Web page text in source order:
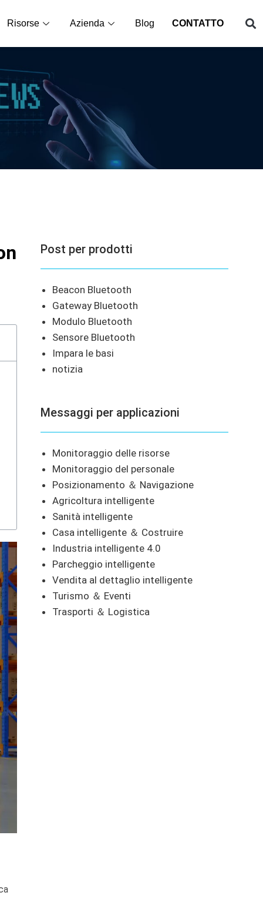
Risorse Azienda Blog CONTATTO
Post per prodotti
Beacon Bluetooth
Gateway Bluetooth
Modulo Bluetooth
Sensore Bluetooth
Impara le basi
notizia
Messaggi per applicazioni
Monitoraggio delle risorse
Monitoraggio del personale
Posizionamento ＆ Navigazione
Agricoltura intelligente
Sanità intelligente
Casa intelligente ＆ Costruire
Industria intelligente 4.0
Parcheggio intelligente
Vendita al dettaglio intelligente
Turismo ＆ Eventi
Trasporti ＆ Logistica